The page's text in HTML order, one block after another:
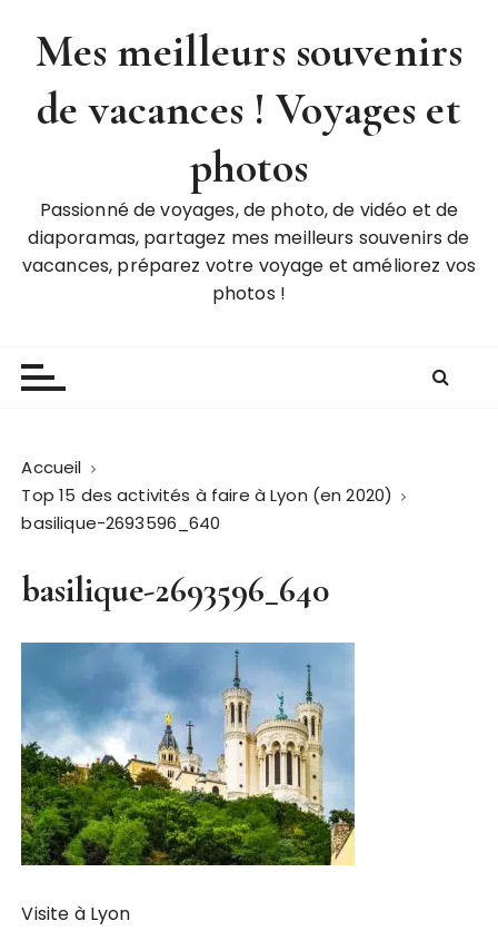
Mes meilleurs souvenirs
de vacances ! Voyages et
photos
Passionné de voyages, de photo, de vidéo et de
diaporamas, partagez mes meilleurs souvenirs de
vacances, préparez votre voyage et améliorez vos
photos !
Accueil
Top 15 des activités à faire à Lyon (en 2020)
basilique-2693596_640
basilique-2693596_640
Visite à Lyon